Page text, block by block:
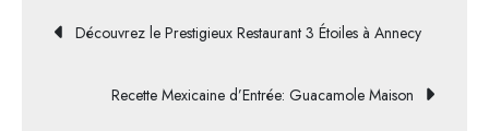
La
Paris
Navigation
Découvrez le Prestigieux Restaurant 3 Étoiles à Annecy
Recette Mexicaine d’Entrée: Guacamole Maison